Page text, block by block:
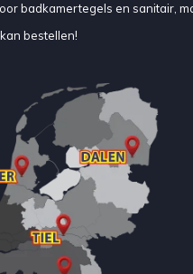
badkamertegels en sanitair,
bestellen!